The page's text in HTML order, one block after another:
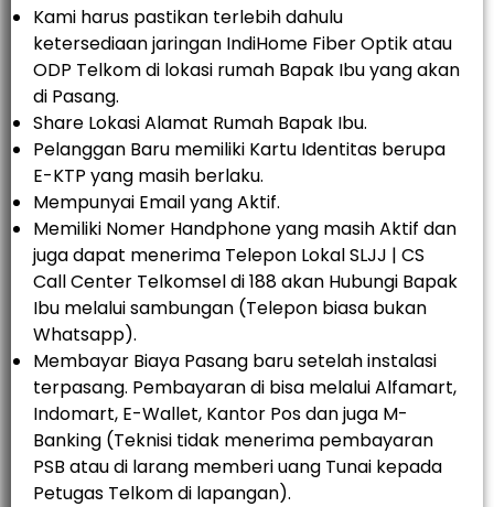
Kami harus pastikan terlebih dahulu
ketersediaan jaringan IndiHome Fiber Optik atau
ODP Telkom di lokasi rumah Bapak Ibu yang akan
di Pasang.
Share Lokasi Alamat Rumah Bapak Ibu.
Pelanggan Baru memiliki Kartu Identitas berupa
E-KTP yang masih berlaku.
Mempunyai Email yang Aktif.
Memiliki Nomer Handphone yang masih Aktif dan
juga dapat menerima Telepon Lokal SLJJ | CS
Call Center Telkomsel di 188 akan Hubungi Bapak
Ibu melalui sambungan (Telepon biasa bukan
Whatsapp).
Membayar Biaya Pasang baru setelah instalasi
terpasang. Pembayaran di bisa melalui Alfamart,
Indomart, E-Wallet, Kantor Pos dan juga M-
Banking (Teknisi tidak menerima pembayaran
PSB atau di larang memberi uang Tunai kepada
Petugas Telkom di lapangan).